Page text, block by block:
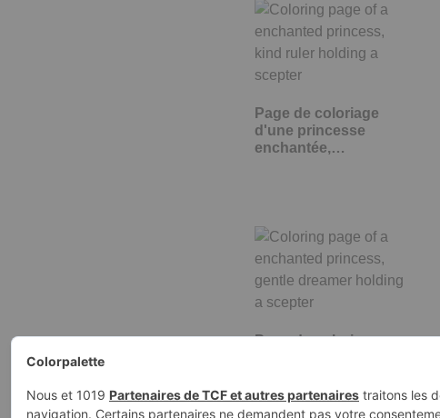
Page de coloriage
d'une princesse
enchantée,…
Page de coloriage